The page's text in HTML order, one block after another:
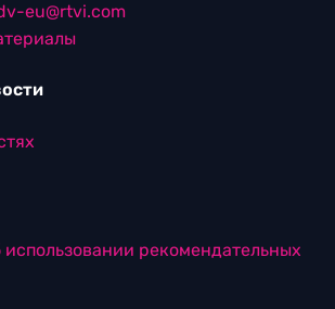
eu@rtvi.com
рекомендательных